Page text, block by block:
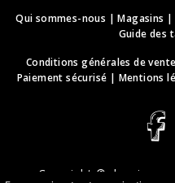
Qui sommes-nous |Magasins |
Guide des
Conditions générales de vente
Paiement sécurisé | Mentions
Copyright ©